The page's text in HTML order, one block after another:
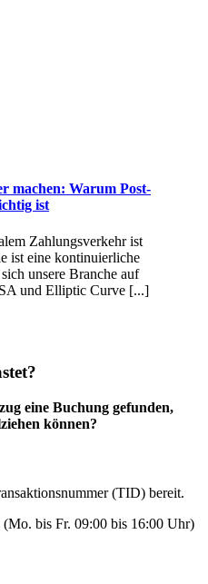
machen: Warum Post-
ist
Zahlungsverkehr ist
ist eine kontinuierliche
unsere Branche auf
und Elliptic Curve [...]
eine Buchung gefunden,
können?
(TID) bereit.
bis Fr. 09:00 bis 16:00 Uhr)